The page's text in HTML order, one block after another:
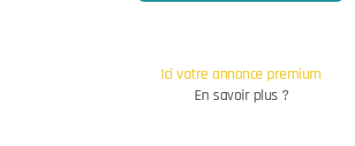
Ici votre annonce premium
En savoir plus ?